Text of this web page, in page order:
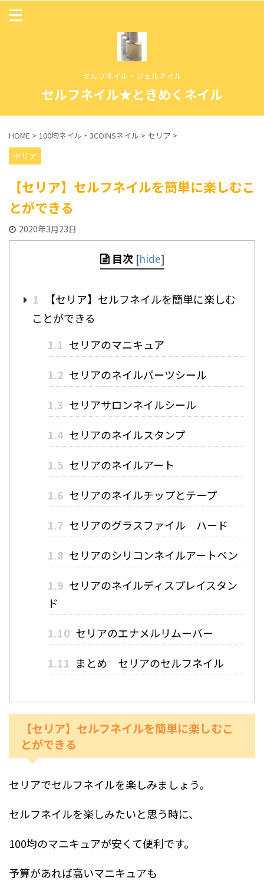
セルフネイル・ジェルネイル
セルフネイル★ときめくネイル
HOME > 100均ネイル・3COINSネイル > セリア >
セリア
【セリア】セルフネイルを簡単に楽しむこ
とができる
2020年3月23日
目次 [hide]
1
【セリア】セルフネイルを簡単に楽しむ
ことができる
1.1 セリアのマニキュア
1.2 セリアのネイルパーツシール
1.3 セリアサロンネイルシール
1.4 セリアのネイルスタンプ
1.5 セリアのネイルアート
1.6 セリアのネイルチップとテープ
1.7 セリアのグラスファイル ハード
1.8 セリアのシリコンネイルアートペン
1.9 セリアのネイルディスプレイスタン
ド
1.10 セリアのエナメルリムーバー
1.11 まとめ セリアのセルフネイル
【セリア】セルフネイルを簡単に楽しむこ
とができる
セリアでセルフネイルを楽しみましょう。
セルフネイルを楽しみたいと思う時に、
100均のマニキュアが安くて便利です。
予算があれば高いマニキュアも